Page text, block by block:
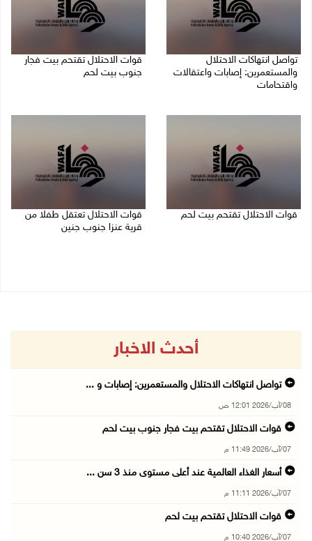
تواصل انتهاكات الاحتلال
والمستعمرين: إصابات واعتقالات
واقتحامات
قوات الاحتلال تقتحم بيت فجار
جنوب بيت لحم
قوات الاحتلال تقتحم بيت لحم
قوات الاحتلال تعتقل طفلا من
قرية عنزا جنوب جنين
أحدث الاخبار
تواصل انتهاكات الاحتلال والمستعمرين: إصابات و ...
08/آب/2026 12:01 ص
قوات الاحتلال تقتحم بيت فجار جنوب بيت لحم
07/آب/2026 11:49 م
أسعار الغذاء العالمية عند أعلى مستوى منذ 3 سن ...
07/آب/2026 11:11 م
قوات الاحتلال تقتحم بيت لحم
07/آب/2026 10:40 م